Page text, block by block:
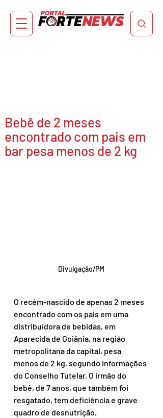
Bebê de 2 meses
encontrado com pais em
bar pesa menos de 2 kg
Divulgação/PM
O recém-nascido de apenas 2 meses
encontrado com os pais em uma
distribuidora de bebidas, em
Aparecida de Goiânia, na região
metropolitana da capital, pesa
menos de 2 kg, segundo informações
do Conselho Tutelar. O irmão do
bebê, de 7 anos, que também foi
resgatado, tem deficiência e grave
quadro de desnutrição.